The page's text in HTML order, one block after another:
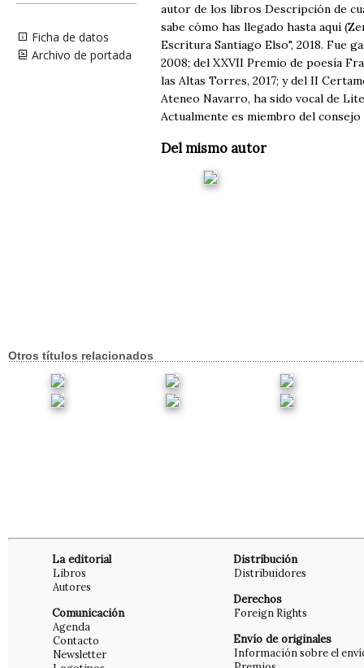
Ficha de datos
Archivo de portada
autor de los libros Descripción de
sabe cómo has llegado hasta aquí
Escritura Santiago Elso", 2018. Fue
2008; del XXVII Premio de poesía
las Altas Torres, 2017; y del II
Ateneo Navarro, ha sido vocal de
Actualmente es miembro del
Del mismo autor
Otros títulos relacionados
La editorial
Libros
Autores
Comunicación
Agenda
Contacto
Newsletter
Distribución
Distribuidores
Derechos
Foreign Rights
Envío de originales
Información sobre el